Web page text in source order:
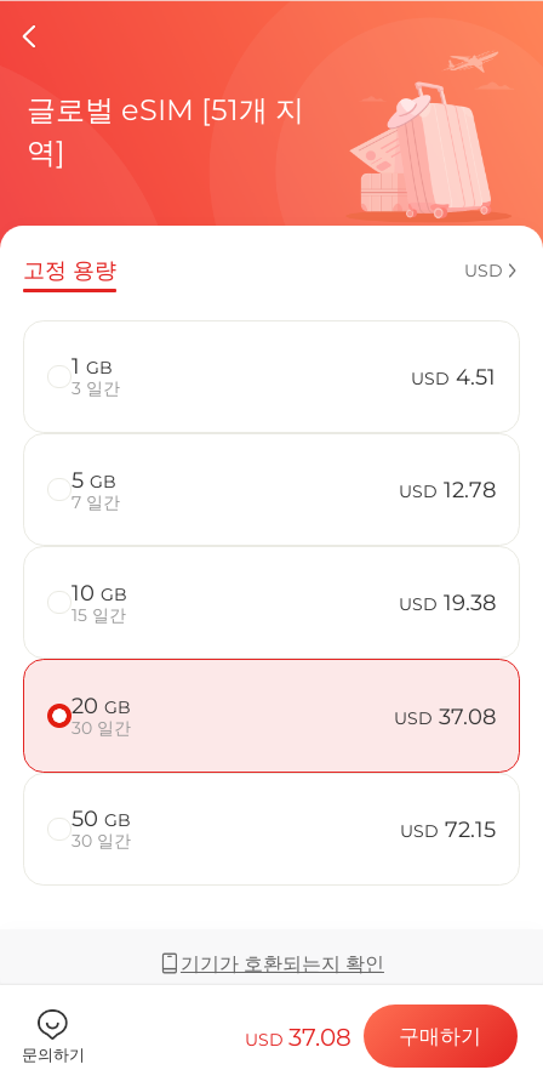
Isle Of
현재 목적
eSIM을 즐
Isle Of
Billion
목적지 및 데
데이터 요금
글로벌 eSIM [51개 지
역]
고정 용량 USD
1 GB
3 일간
USD 4.51
5 GB
7 일간
USD 12.78
10 GB
15 일간
USD 19.38
20 GB
30 일간
USD 37.08
50 GB
30 일간
USD 72.15
기기가 호환되는지 확인
커버리지 및 네트워크
문의하기
USD37.08 구매하기